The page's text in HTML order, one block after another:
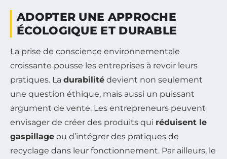
ADOPTER UNE APPROCHE
ÉCOLOGIQUE ET DURABLE
La prise de conscience environnementale
croissante pousse les entreprises à revoir leurs
pratiques. La durabilité devient non seulement
une question éthique, mais aussi un puissant
argument de vente. Les entrepreneurs peuvent
envisager de créer des produits qui réduisent le
gaspillage ou d’intégrer des pratiques de
recyclage dans leur fonctionnement. Par ailleurs, le